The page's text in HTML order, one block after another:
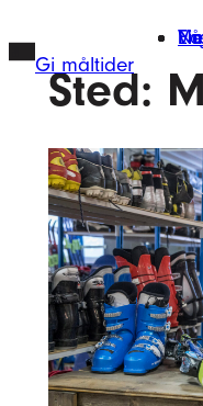
innhold
Gi måltider
Sted: